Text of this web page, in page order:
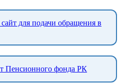
для подачи обращения в
Пенсионного фонда РК